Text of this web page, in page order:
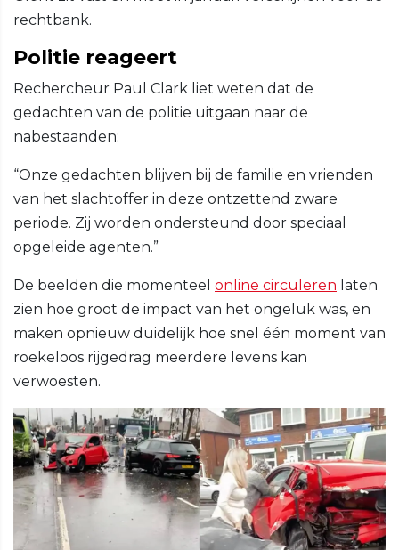
rechtbank.
Politie reageert
Rechercheur Paul Clark liet weten dat de
gedachten van de politie uitgaan naar de
nabestaanden:
“Onze gedachten blijven bij de familie en vrienden
van het slachtoffer in deze ontzettend zware
periode. Zij worden ondersteund door speciaal
opgeleide agenten.”
De beelden die momenteel online circuleren laten
zien hoe groot de impact van het ongeluk was, en
maken opnieuw duidelijk hoe snel één moment van
roekeloos rijgedrag meerdere levens kan
verwoesten.